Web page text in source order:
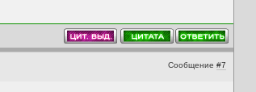
Сообщение #7